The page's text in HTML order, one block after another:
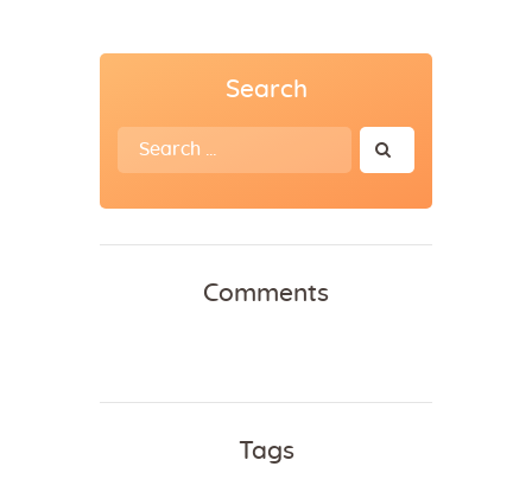
Search
Search
for:
Comments
Tags